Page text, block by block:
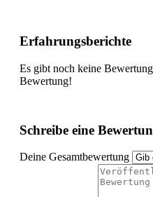
Erfahrungsberichte
Es gibt noch keine
Bewertung!
Schreibe eine
Deine Gesamtbewertung